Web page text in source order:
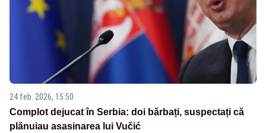
24 feb. 2026, 15:50
Complot dejucat în Serbia: doi bărbați, suspectați că
plănuiau asasinarea lui Vučić